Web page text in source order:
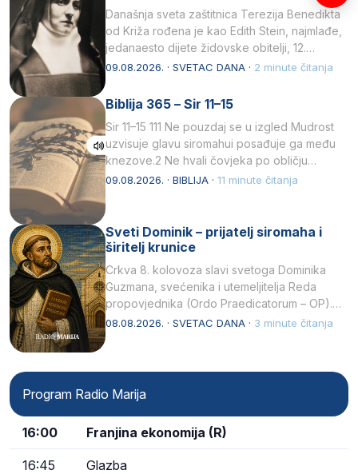
Današnja sveta zaštitnica Terezija Benedikta
od Križa rođena je kao Edith Stein, najmlađe,
jedanaesto dijete židovske obitelji, 12.
listopada 1891, u Wrocławu…
09.08.2026. · SVETAC DANA · 2 minute čitanja
Biblija 365 – Sir 11–15
Sir 11–15 111 Ne pouzdaj se u izgled Mudrost
uzvisuje glavu siromahui posađuje ga među
knezove.2 Ne hvali čovjeka po obličju
njegovui…
09.08.2026. · BIBLIJA · 11 minute čitanja
Sveti Dominik – prijatelj siromaha i
širitelj krunice
Crkva 8. kolovoza slavi svetoga Dominika
Guzmana, svećenika i utemeljitelja Reda
propovjednika (Ordo Praedicatorum – OP).
Svojim životom, dubokom ljubavlju prema
08.08.2026. · SVETAC DANA · 3 minute čitanja
Program Radio Marija
16:00 Franjina ekonomija (R)
16:45 Glazba